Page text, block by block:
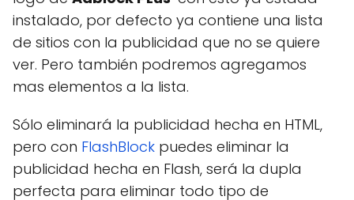
instalado, por defecto ya contiene una lista
de sitios con la publicidad que no se quiere
ver. Pero también podremos agregamos
mas elementos a la lista.
Sólo eliminará la publicidad hecha en HTML,
pero con FlashBlock puedes eliminar la
publicidad hecha en Flash, será la dupla
perfecta para eliminar todo tipo de